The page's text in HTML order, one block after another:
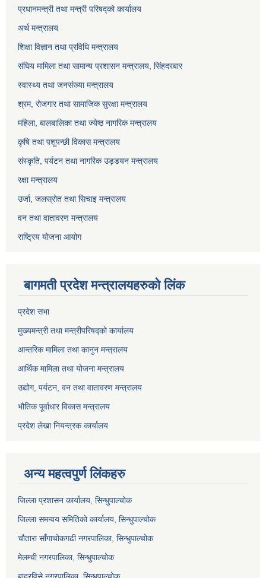
प्रधानमन्त्री तथा मन्त्री परिषद्को कार्यालय
अर्थ मन्त्रालय
शिक्षा विज्ञान तथा प्रविधि मन्त्रालय
संघिय मामिला तथा सामान्य प्रशासन मन्त्रालय, सिंहदरबार
स्वास्थ्य तथा जनसंख्या मन्त्रालय
श्रम, रोजगार तथा सामाजिक सुरक्षा मन्त्रालय
महिला, बालबालिका तथा ज्येष्ठ नागरिक मन्त्रालय
कृषि तथा पशुपन्छी विकास मन्त्रालय
संस्कृति, पर्यटन तथा नागरिक उड्डयन मन्त्रालय
रक्षा मन्त्रालय
उर्जा, जलस्रोत तथा सिचाइ मन्त्रालय
वन तथा वातावरण मन्त्रालय
राष्ट्रिय योजना आयोग
बागमती प्रदेश मन्त्रालयहरुको लिंक
प्रदेश सभा
मुख्यमन्त्री तथा मन्त्रीपरिषद्को कार्यालय
आन्तरिक मामिला तथा कानुन मन्त्रालय
आर्थिक मामिला तथा योजना मन्त्रालय
उद्योग, पर्यटन, वन तथा वातावरण मन्त्रालय
भौतिक पूर्वाधार विकास मन्त्रालय
प्रदेश लेखा नियन्त्रक कार्यालय
अन्य महत्वपुर्ण लिंकहरु
जिल्ला प्रशासन कार्यालय, सिन्धुपाल्चोक
जिल्ला समन्वय समितिको कार्यालय, सिन्धुपाल्चोक
चौतारा साँगाचोकगढी नगरपालिका, सिन्धुपाल्चोक
मेलम्ची नगरपालिका, सिन्धुपाल्चोक